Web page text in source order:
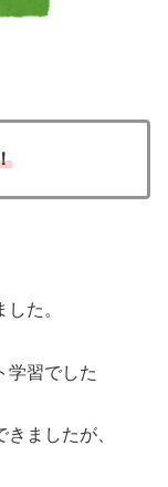
た。
学習でした
ましたが、